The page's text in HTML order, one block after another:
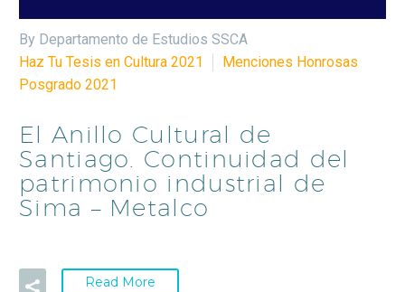
By Departamento de Estudios SSCA
Haz Tu Tesis en Cultura 2021
Menciones Honrosas
Posgrado 2021
El Anillo Cultural de
Santiago. Continuidad del
patrimonio industrial de
Sima – Metalco
Read More